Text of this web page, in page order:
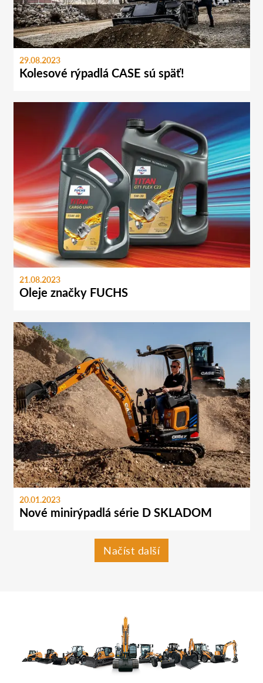
29.08.2023
Kolesové rýpadlá CASE sú späť!
21.08.2023
Oleje značky FUCHS
20.01.2023
Nové minirýpadlá série D SKLADOM
Načíst další